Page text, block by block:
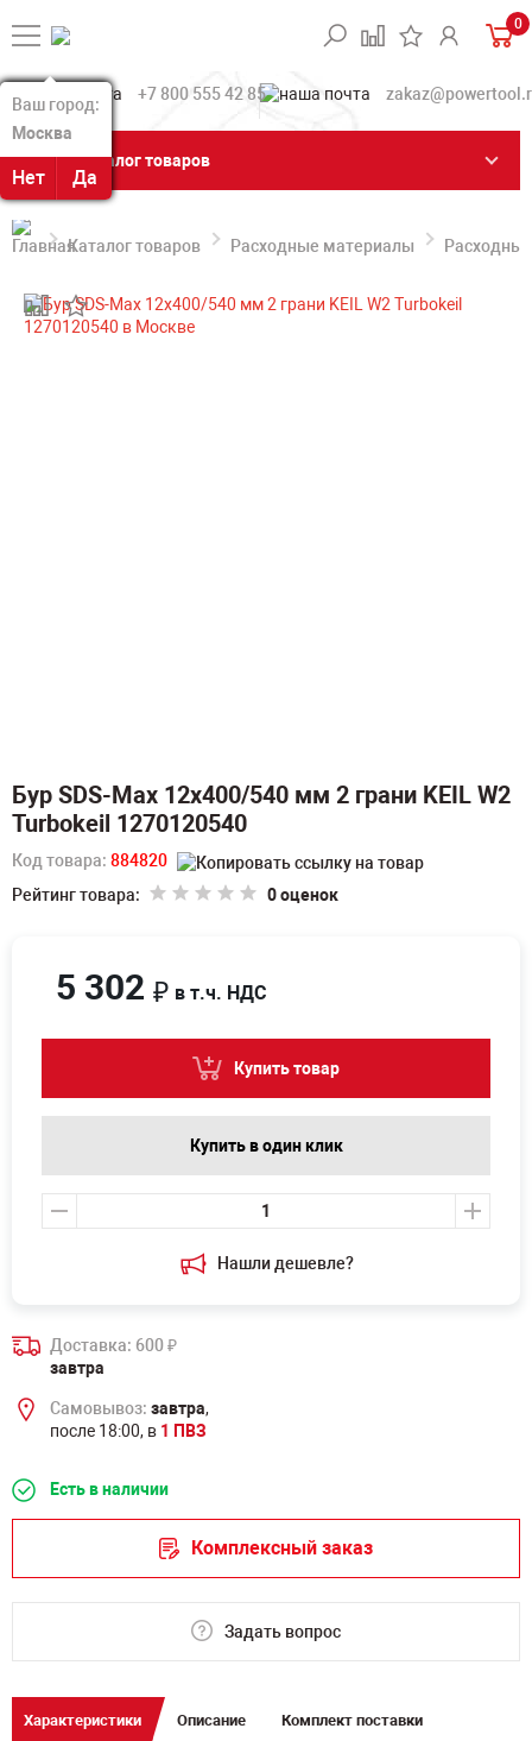
Ваш город:
Москва
Нет Да
Ваш город:
Москва
Нет Да
0
+7 800 555 42 85
Каталог товаров
Каталог товаров Расходные материалы
Бур SDS-Max 12х400/540 мм 2 грани KEIL W2
Turbokeil 1270120540
Код товара: 884820
Рейтинг товара:
0 оценок
Нашли дешевле?
5 302 ₽ в т.ч. НДС
Купить товар
Купить в один клик
Доставка: 600₽
завтра
Самовывоз: завтра,
после 18:00, в 1 ПВЗ
Есть в наличии
Комплексный заказ
Задать вопрос
Характеристики Описание Комплект поставки